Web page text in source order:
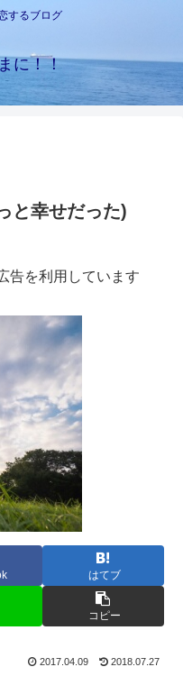
するブログ
に！！
と幸せだった)
告を利用しています
はてブ
コピー
2017.04.09 2018.07.27